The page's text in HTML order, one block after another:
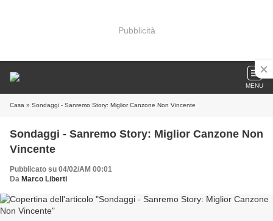
Pubblicità
MENU
Casa » Sondaggi - Sanremo Story: Miglior Canzone Non Vincente
Sondaggi - Sanremo Story: Miglior Canzone Non
Vincente
Pubblicato su 04/02/AM 00:01
Da Marco Liberti